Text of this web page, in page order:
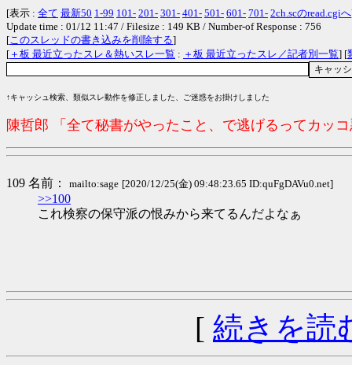
[表示 : 全て 最新50 1-99 101- 201- 301- 401- 501- 601- 701- 2ch.scのread.cgiへ
Update time : 01/12 11:47 / Filesize : 149 KB / Number-of Response : 756
[このスレッドの書き込みを削除する]
[ ＋板 最近立ったスレ＆熱いスレ一覧 : ＋板 最近立ったスレ／記者別一覧] [
↑キャッシュ検索、類似スレ動作を修正しました、ご迷惑をお掛けしました
陳哲郎 「全て秘書がやったこと、で逃げるってカッ
109 名前： mailto:sage [2020/12/25(金) 09:48:23.65 ID:quFgDAVu0.net]
>>100
これ検察の保守派の恨みから来てるんだよなぁ
[ 続きを読